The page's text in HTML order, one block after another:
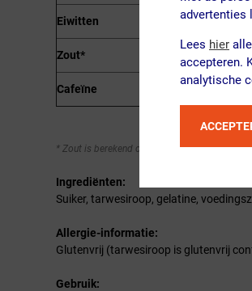
advertenties
Lees hier
accepteren.
analytische
Eiwitten
Zout*
Cafeïne
* Zout is berekend op basis van het natuurlijk
Ingrediënten:
Suiker, tarwesiroop, gelatine,
Allergie-informatie:
Glutenvrij (tarwesiroop is glutenvrij
Gebruik: